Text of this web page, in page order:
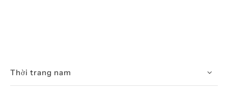
Thời trang nam